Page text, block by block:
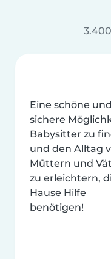
Eine schöne und
sichere
Babysitter zu
und den Alltag
Müttern und
zu erleichtern,
Hause Hilfe
benötigen!